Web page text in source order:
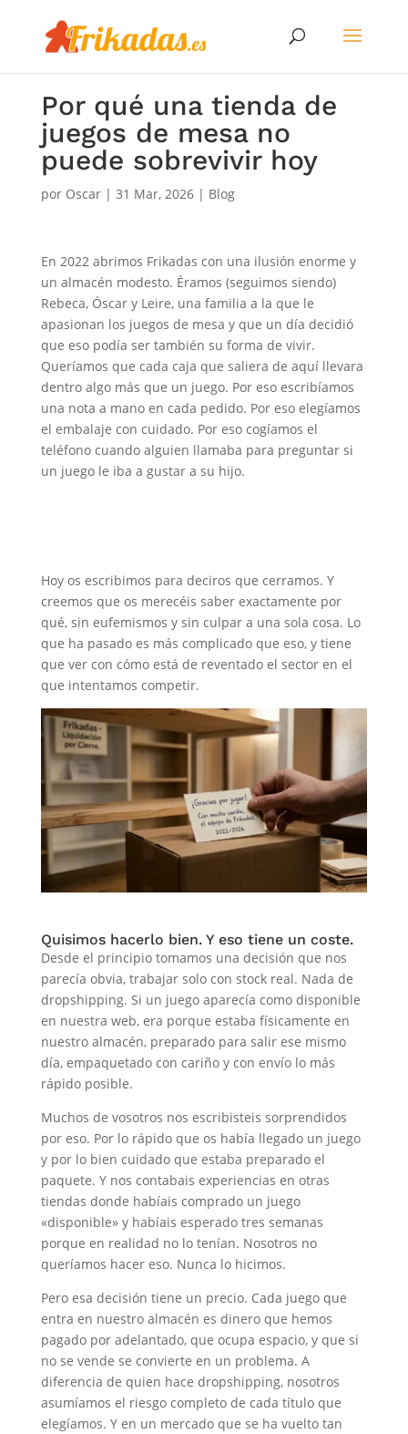
Por qué una tienda de
juegos de mesa no
puede sobrevivir hoy
por Oscar| 31 Mar, 2026| Blog
En 2022 abrimos Frikadas con una ilusión enorme y
un almacén modesto. Éramos (seguimos siendo)
Rebeca, Óscar y Leire, una familia a la que le
apasionan los juegos de mesa y que un día decidió
que eso podía ser también su forma de vivir.
Queríamos que cada caja que saliera de aquí llevara
dentro algo más que un juego. Por eso escribíamos
una nota a mano en cada pedido. Por eso elegíamos
el embalaje con cuidado. Por eso cogíamos el
teléfono cuando alguien llamaba para preguntar si
un juego le iba a gustar a su hijo.
Hoy os escribimos para deciros que cerramos. Y
creemos que os merecéis saber exactamente por
qué, sin eufemismos y sin culpar a una sola cosa. Lo
que ha pasado es más complicado que eso, y tiene
que ver con cómo está de reventado el sector en el
que intentamos competir.
Quisimos hacerlo bien. Y eso tiene un coste.
Desde el principio tomamos una decisión que nos
parecía obvia, trabajar solo con stock real. Nada de
dropshipping. Si un juego aparecía como disponible
en nuestra web, era porque estaba físicamente en
nuestro almacén, preparado para salir ese mismo
día, empaquetado con cariño y con envío lo más
rápido posible.
Muchos de vosotros nos escribisteis sorprendidos
por eso. Por lo rápido que os había llegado un juego
y por lo bien cuidado que estaba preparado el
paquete. Y nos contabais experiencias en otras
tiendas donde habíais comprado un juego
«disponible» y habíais esperado tres semanas
porque en realidad no lo tenían. Nosotros no
queríamos hacer eso. Nunca lo hicimos.
Pero esa decisión tiene un precio. Cada juego que
entra en nuestro almacén es dinero que hemos
pagado por adelantado, que ocupa espacio, y que si
no se vende se convierte en un problema. A
diferencia de quien hace dropshipping, nosotros
asumíamos el riesgo completo de cada título que
elegíamos. Y en un mercado que se ha vuelto tan